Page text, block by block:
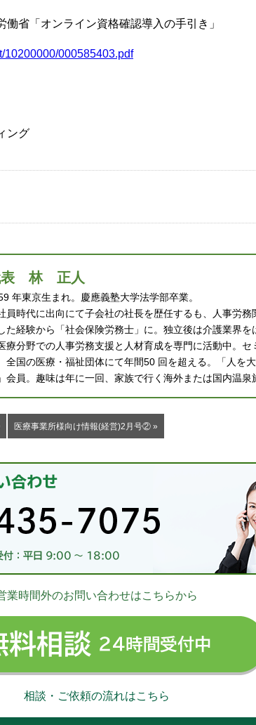
働省「オンライン資格確認導入の手引き」
10200000/000585403.pdf
ング
林 正人
年東京生まれ。慶應義塾大学法学部卒業。
員時代に出向にて子会社の社長を歴任するも、人事労務
た経験から「社会保険労務士」に。独立後は介護業界を
療分野での人事労務支援と人材育成を専門に活動中。セ
全国の医療・福祉団体にて年間50 回を超える。「人を
会員。趣味は年に一回、家族で行く海外または国内温泉
医療事業所様向け情報(経営)2月号② »
業時間外のお問い合わせはこちらから
相談・ご依頼の流れはこちら